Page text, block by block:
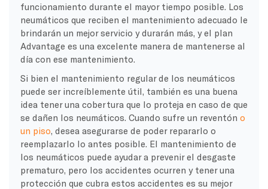
funcionamiento durante el mayor tiempo posible. Los
neumáticos que reciben el mantenimiento adecuado le
brindarán un mejor servicio y durarán más, y el plan
Advantage es una excelente manera de mantenerse al
día con ese mantenimiento.
Si bien el mantenimiento regular de los neumáticos
puede ser increíblemente útil, también es una buena
idea tener una cobertura que lo proteja en caso de que
se dañen los neumáticos. Cuando sufre un reventón o
un piso , desea asegurarse de poder repararlo o
reemplazarlo lo antes posible. El mantenimiento de
los neumáticos puede ayudar a prevenir el desgaste
prematuro, pero los accidentes ocurren y tener una
protección que cubra estos accidentes es su mejor